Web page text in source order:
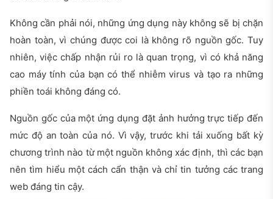
Không cần phải nói, những ứng dụng này không sẽ bị chặn
hoàn toàn, vì chúng được coi là không rõ nguồn gốc. Tuy
nhiên, việc chấp nhận rủi ro là quan trọng, vì có khả năng
cao máy tính của bạn có thể nhiễm virus và tạo ra những
phiền toái không đáng có.
Nguồn gốc của một ứng dụng đặt ảnh hưởng trực tiếp đến
mức độ an toàn của nó. Vì vậy, trước khi tải xuống bất kỳ
chương trình nào từ một nguồn không xác định, thì các bạn
nên tìm hiểu một cách cẩn thận và chỉ tin tưởng các trang
web đáng tin cậy.